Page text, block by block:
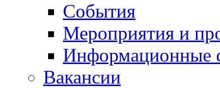
События
Мероприятия и
Информационные
Вакансии